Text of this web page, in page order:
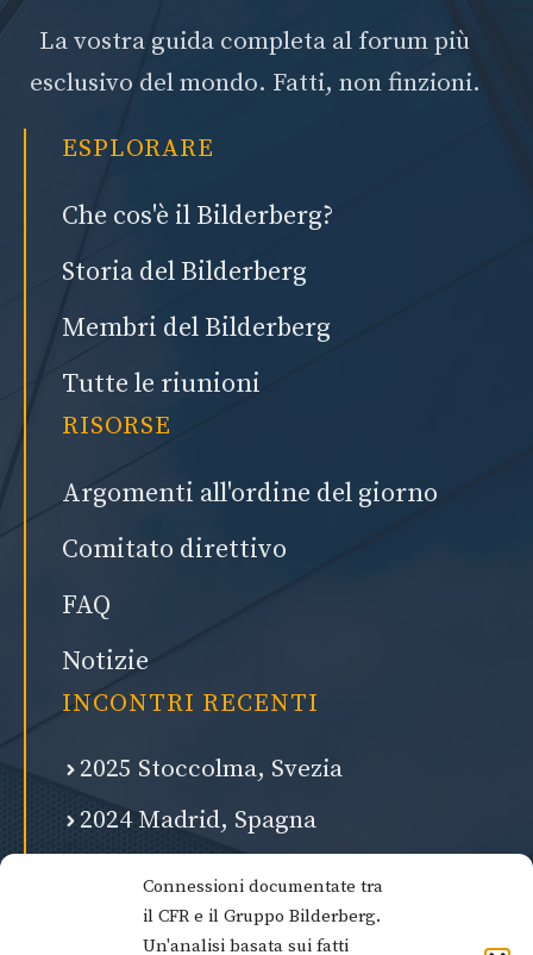
Connessioni documentate tra
il CFR e il Gruppo Bilderberg.
Un'analisi basata sui fatti
La vostra guida completa al forum più
esclusivo del mondo. Fatti, non finzioni.
ESPLORARE
Che cos'è il Bilderberg?
Storia del Bilderberg
Membri del Bilderberg
Tutte le riunioni
RISORSE
Argomenti all'ordine del giorno
Comitato direttivo
FAQ
Notizie
INCONTRI RECENTI
2025 Stoccolma, Svezia
2024 Madrid, Spagna
2023 Lisbona, Portogallo
2022 Washington, USA